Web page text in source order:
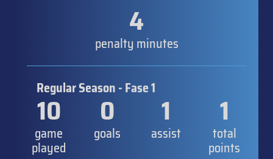
4
penalty minutes
Regular Season - Fase 1
10
game
played
0
goals
1
assist
1
total
points